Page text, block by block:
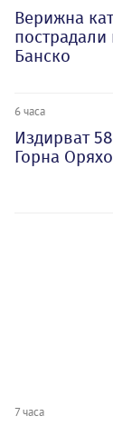
Верижна
пострадали
Банско
6 часа
Издирват
Горна
7 часа